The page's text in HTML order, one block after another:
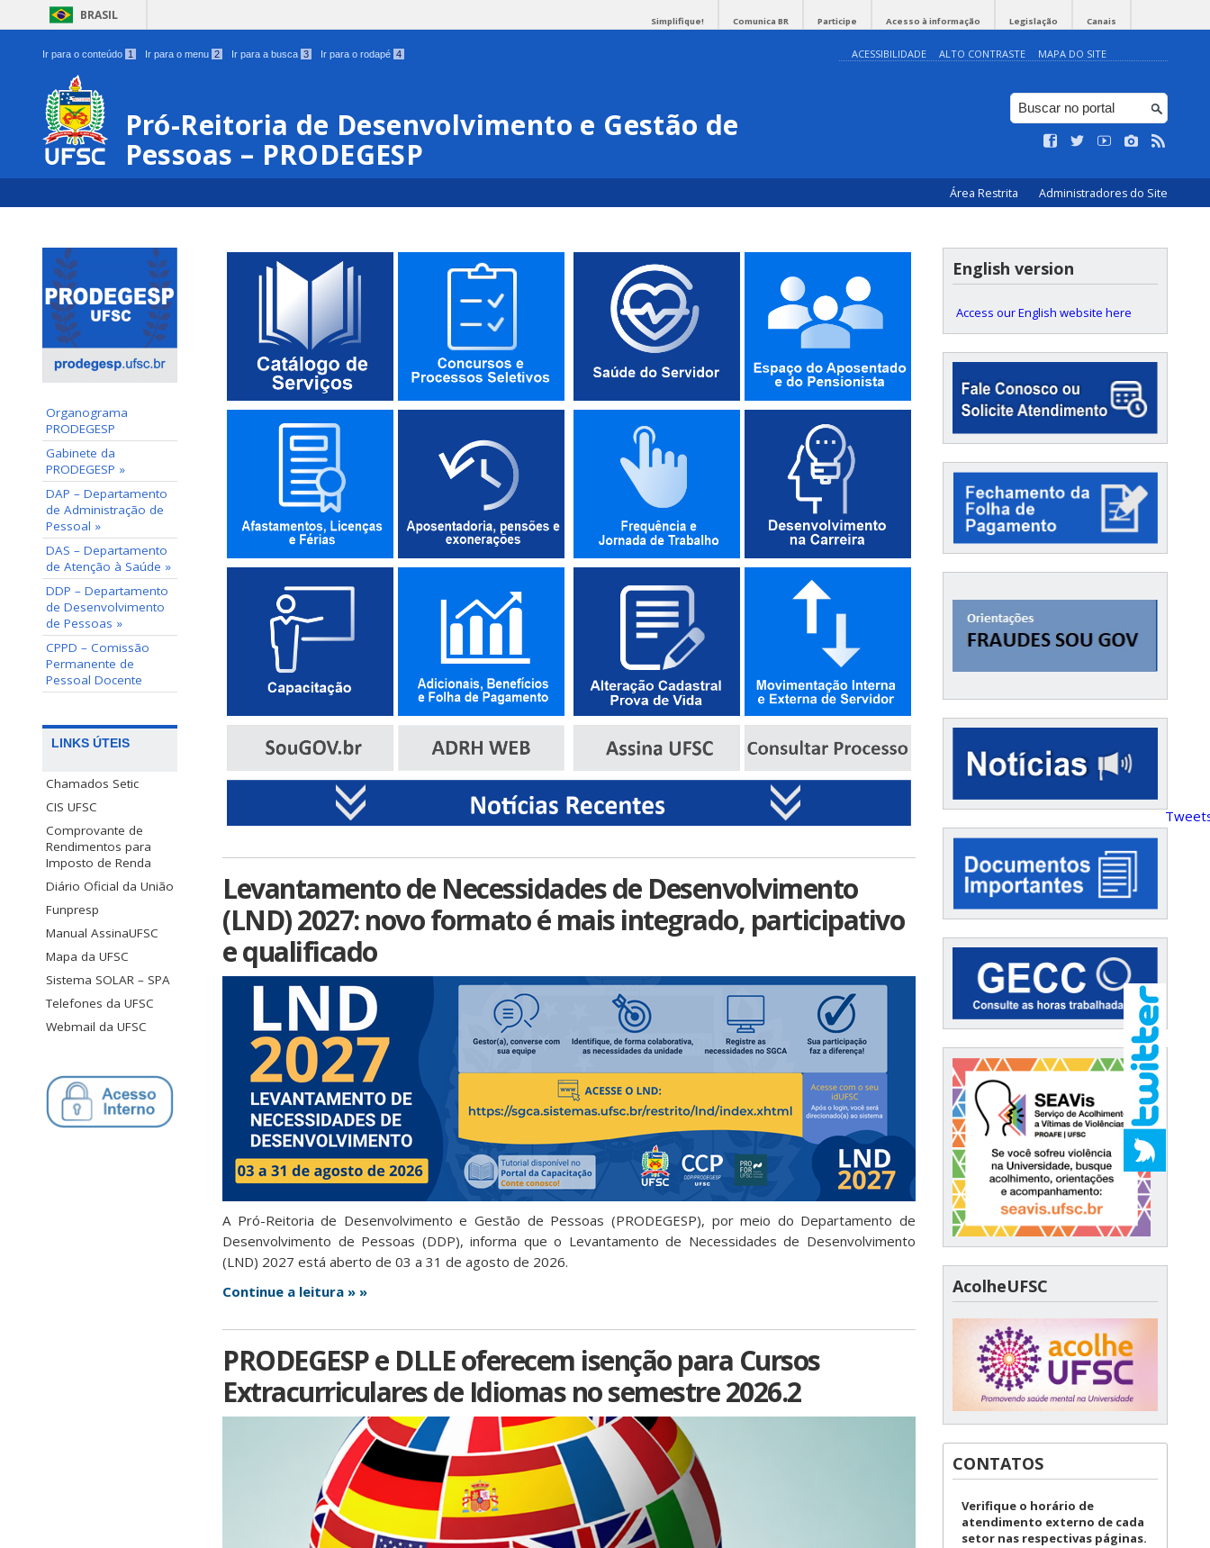
BRASIL Simplifique! Comunica BR Participe Acesso à informação Legislação Canais
Ir para o conteúdo 1 Ir para o menu 2 Ir para a busca 3 Ir para o rodapé 4 ACESSIBILIDADE ALTO CONTRASTE MAPA DO SITE
Pró-Reitoria de Desenvolvimento e Gestão de
Pessoas – PRODEGESP
Área Restrita Administradores do Site
Organograma
PRODEGESP
Gabinete da
PRODEGESP »
DAP – Departamento
de Administração de
Pessoal »
DAS – Departamento
de Atenção à Saúde »
DDP – Departamento
de Desenvolvimento
de Pessoas »
CPPD – Comissão
Permanente de
Pessoal Docente
LINKS ÚTEIS
Chamados Setic
CIS UFSC
Comprovante de
Rendimentos para
Imposto de Renda
Diário Oficial da União
Funpresp
Manual AssinaUFSC
Mapa da UFSC
Sistema SOLAR – SPA
Telefones da UFSC
Webmail da UFSC
Levantamento de Necessidades de Desenvolvimento
(LND) 2027: novo formato é mais integrado, participativo
e qualificado
A Pró-Reitoria de Desenvolvimento e Gestão de Pessoas (PRODEGESP), por meio do Departamento de
Desenvolvimento de Pessoas (DDP), informa que o Levantamento de Necessidades de Desenvolvimento
(LND) 2027 está aberto de 03 a 31 de agosto de 2026.
Continue a leitura » »
PRODEGESP e DLLE oferecem isenção para Cursos
Extracurriculares de Idiomas no semestre 2026.2
English version
Access our English website here
AcolheUFSC
CONTATOS
Verifique o horário de
atendimento externo de cada
setor nas respectivas páginas.